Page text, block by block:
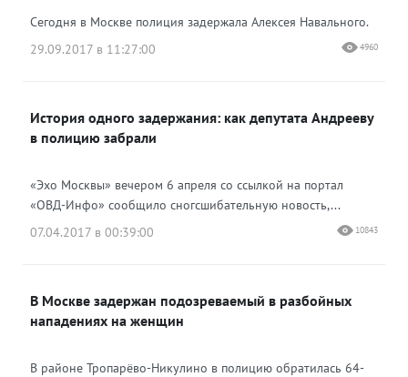
Сегодня в Москве полиция задержала Алексея Навального.
29.09.2017 в 11:27:00
4960
История одного задержания: как депутата Андрееву
в полицию забрали
«Эхо Москвы» вечером 6 апреля со ссылкой на портал
«ОВД-Инфо» сообщило сногсшибательную новость,...
07.04.2017 в 00:39:00
10843
В Москве задержан подозреваемый в разбойных
нападениях на женщин
В районе Тропарёво-Никулино в полицию обратилась 64-